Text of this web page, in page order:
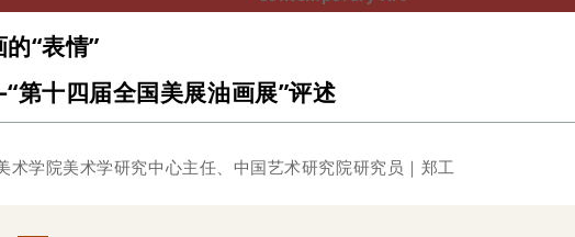
“表情”
十四届全国美展油画展”评述
术学院美术学研究中心主任、中国艺术研究院研究员｜郑工